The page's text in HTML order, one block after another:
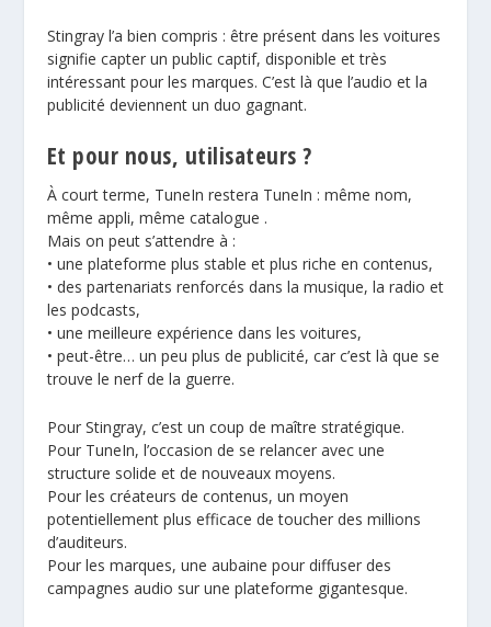
Stingray l’a bien compris : être présent dans les voitures
signifie capter un public captif, disponible et très
intéressant pour les marques. C’est là que l’audio et la
publicité deviennent un duo gagnant.
Et pour nous, utilisateurs ?
À court terme, TuneIn restera TuneIn : même nom,
même appli, même catalogue .
Mais on peut s’attendre à :
• une plateforme plus stable et plus riche en contenus,
• des partenariats renforcés dans la musique, la radio et
les podcasts,
• une meilleure expérience dans les voitures,
• peut-être… un peu plus de publicité, car c’est là que se
trouve le nerf de la guerre.
Pour Stingray, c’est un coup de maître stratégique.
Pour TuneIn, l’occasion de se relancer avec une
structure solide et de nouveaux moyens.
Pour les créateurs de contenus, un moyen
potentiellement plus efficace de toucher des millions
d’auditeurs.
Pour les marques, une aubaine pour diffuser des
campagnes audio sur une plateforme gigantesque.